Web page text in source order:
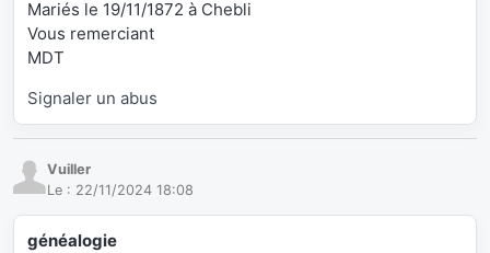
Mariés le 19/11/1872 à Chebli
Vous remerciant
MDT
Signaler un abus
Vuiller
Le : 22/11/2024 18:08
généalogie